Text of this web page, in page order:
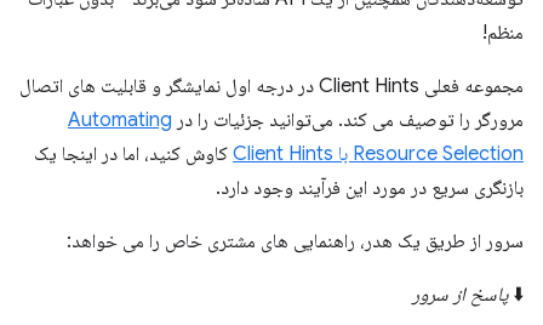
منظم!
مجموعه فعلی Client Hints در درجه اول نمایشگر و قابلیت های اتصال
مرورگر را توصیف می کند. می‌توانید جزئیات را در Automating
Resource Selection با Client Hints
کاوش کنید، اما در اینجا یک
بازنگری سریع در مورد این فرآیند وجود دارد.
سرور از طریق یک هدر، راهنمایی های مشتری خاص را می خواهد:
⬇️پاسخ از سرور